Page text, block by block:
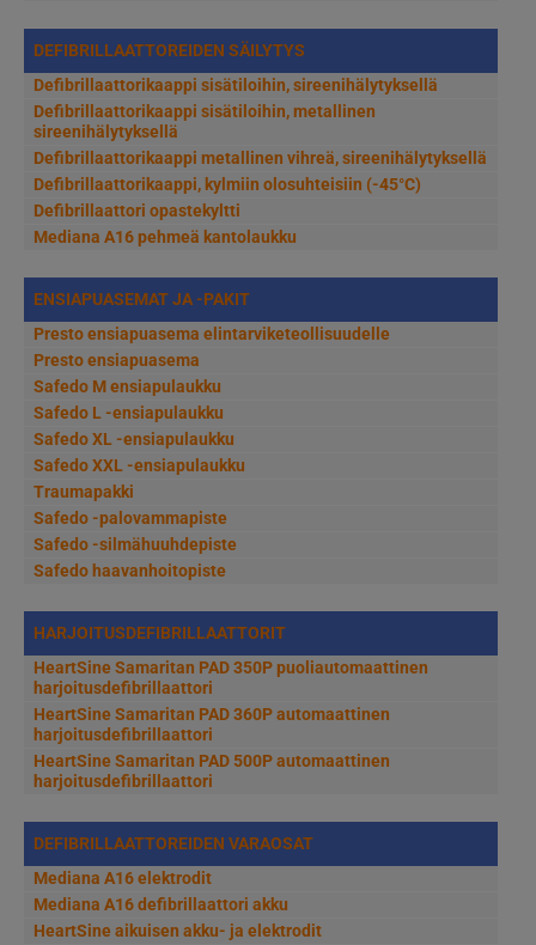
DEFIBRILLAATTOREIDEN SÄILYTYS
Defibrillaattorikaappi sisätiloihin, sireenihälytyksellä
Defibrillaattorikaappi sisätiloihin, metallinen
sireenihälytyksellä
Defibrillaattorikaappi metallinen vihreä, sireenihälytyksellä
Defibrillaattorikaappi, kylmiin olosuhteisiin (-45°C)
Defibrillaattori opastekyltti
Mediana A16 pehmeä kantolaukku
ENSIAPUASEMAT JA -PAKIT
Presto ensiapuasema elintarviketeollisuudelle
Presto ensiapuasema
Safedo M ensiapulaukku
Safedo L -ensiapulaukku
Safedo XL -ensiapulaukku
Safedo XXL -ensiapulaukku
Traumapakki
Safedo -palovammapiste
Safedo -silmähuuhdepiste
Safedo haavanhoitopiste
HARJOITUSDEFIBRILLAATTORIT
HeartSine Samaritan PAD 350P puoliautomaattinen
harjoitusdefibrillaattori
HeartSine Samaritan PAD 360P automaattinen
harjoitusdefibrillaattori
HeartSine Samaritan PAD 500P automaattinen
harjoitusdefibrillaattori
DEFIBRILLAATTOREIDEN VARAOSAT
Mediana A16 elektrodit
Mediana A16 defibrillaattori akku
HeartSine aikuisen akku- ja elektrodit